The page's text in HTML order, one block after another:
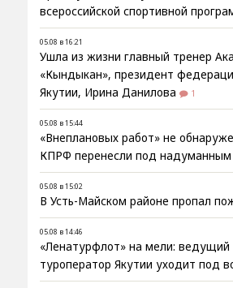
всероссийской спортивной
05.08 в 16:21
Ушла из жизни главный тренер
«Кындыкан», президент
Якутии, Ирина Данилова
1
05.08 в 15:44
«Внеплановых работ» не
КПРФ перенесли под надуманным
05.08 в 15:02
В Усть-Майском районе пропал
05.08 в 14:46
«Ленатурфлот» на мели: ведущий
туроператор Якутии уходит под